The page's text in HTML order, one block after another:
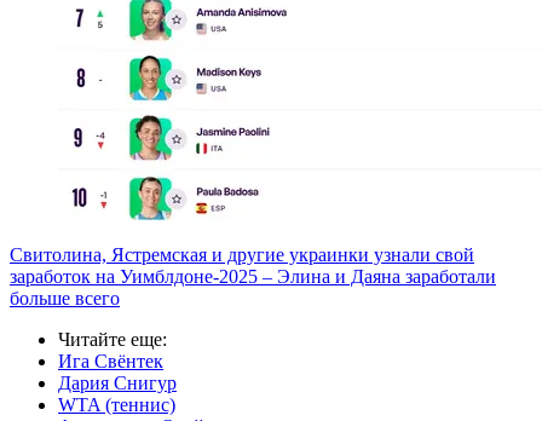
Свитолина, Ястремская и другие украинки узнали свой
заработок на Уимблдоне-2025 – Элина и Даяна заработали
больше всего
Читайте еще:
Ига Свёнтек
Дария Снигур
WTA (теннис)